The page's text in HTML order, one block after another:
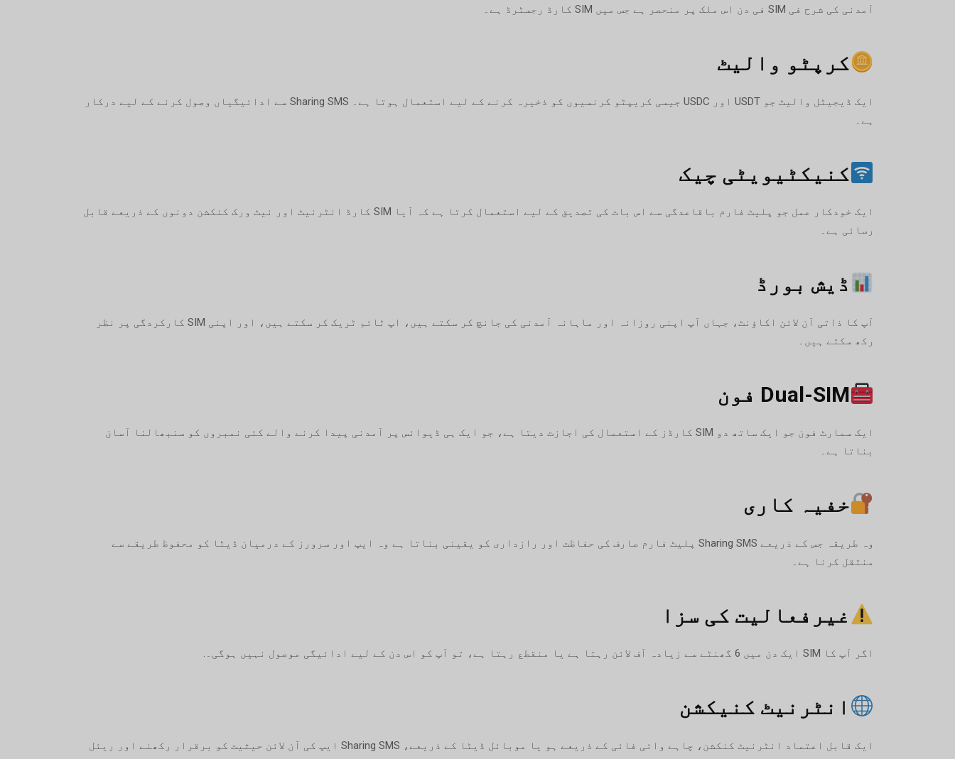
آمدنی کی شرح فی SIM فی دن اس ملک پر منحصر ہے جس میں SIM کارڈ رجسٹرڈ ہے۔
کرپٹو والیٹ
ایک ڈیجیٹل والیٹ جو USDT اور USDC جیسی کریپٹو کرنسیوں کو ذخیرہ کرنے کے لیے استعمال ہوتا ہے۔ Sharing SMS سے ادائیگیاں وصول کرنے کے لیے درکار
ہے۔
کنیکٹیویٹی چیک
ایک خودکار عمل جو پلیٹ فارم باقاعدگی سے اس بات کی تصدیق کے لیے استعمال کرتا ہے کہ آیا SIM کارڈ انٹرنیٹ اور نیٹ ورک کنکشن دونوں کے ذریعے قابل
رسائی ہے۔
ڈیش بورڈ
آپ کا ذاتی آن لائن اکاؤنٹ، جہاں آپ اپنی روزانہ اور ماہانہ آمدنی کی جانچ کر سکتے ہیں، اپ ٹائم ٹریک کر سکتے ہیں، اور اپنی SIM کارکردگی پر نظر
رکھ سکتے ہیں۔
Dual-SIM فون
ایک سمارٹ فون جو ایک ساتھ دو SIM کارڈز کے استعمال کی اجازت دیتا ہے، جو ایک ہی ڈیوائس پر آمدنی پیدا کرنے والے کئی نمبروں کو سنبھالنا آسان
بناتا ہے۔
خفیہ کاری
وہ طریقہ جس کے ذریعے Sharing SMS پلیٹ فارم صارف کی حفاظت اور رازداری کو یقینی بناتا ہے وہ ایپ اور سرورز کے درمیان ڈیٹا کو محفوظ طریقے سے
منتقل کرنا ہے۔
غیرفعالیت کی سزا
اگر آپ کا SIM ایک دن میں 6 گھنٹے سے زیادہ آف لائن رہتا ہے یا منقطع رہتا ہے، تو آپ کو اس دن کے لیے ادائیگی موصول نہیں ہوگی۔.
انٹرنیٹ کنیکشن
ایک قابل اعتماد انٹرنیٹ کنکشن، چاہے وائی فائی کے ذریعے ہو یا موبائل ڈیٹا کے ذریعے، Sharing SMS ایپ کی آن لائن حیثیت کو برقرار رکھنے اور ریئل